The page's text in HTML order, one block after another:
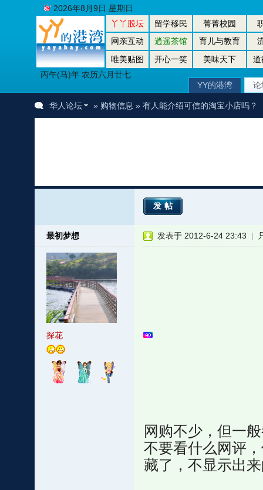
丫丫股坛 留学移民 菁菁校园
网亲互动
逍遥茶馆 育儿与教育
唯美贴图
开心一笑 美味天下
道
丙午(马)年 农历六月廿七
2026年8月9日 星期日
YY的港湾 论
华人论坛 » 购物信息 » 有人能介绍可信的淘宝小店吗？
发帖
最初梦想
探花
发表于 2012-6-24 23:43 |
网购不少，但一
不要看什么网评
藏了，不显示出